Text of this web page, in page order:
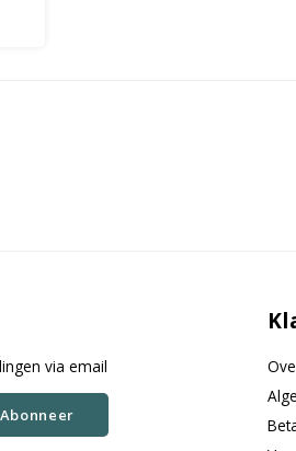
via email
Abonneer